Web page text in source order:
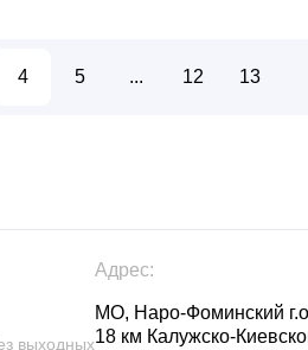
4 5 ... 12 13
выходных
Адрес:
МО, Наро-Фоминский
18 км Калужско-